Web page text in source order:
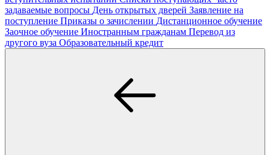
задаваемые вопросы День открытых дверей Заявление на
поступление Приказы о зачислении Дистанционное обучение
Заочное обучение Иностранным гражданам Перевод из
другого вуза Образовательный кредит